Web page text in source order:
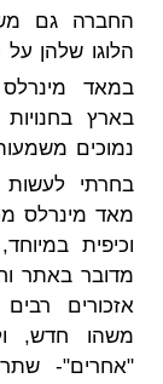
החברה גם
הלוגו שלהן על
במאד
בארץ
נמוכים
בחרתי
מאד מינרלס
וכיפית
מדובר באתר
אזכורים
משהו חדש,
"אחרים"-